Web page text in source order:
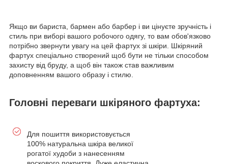
Якщо ви бариста, бармен або барбер і ви цінуєте зручність і
стиль при виборі вашого робочого одягу, то вам обов'язково
потрібно звернути увагу на цей фартух зі шкіри. Шкіряний
фартух спеціально створений щоб бути не тільки способом
захисту від бруду, а щоб він також став важливим
доповненням вашого образу і стилю.
Головні переваги шкіряного фартуха:
Для пошиття використовується
100% натуральна шкіра великої
рогатої худоби з нанесенням